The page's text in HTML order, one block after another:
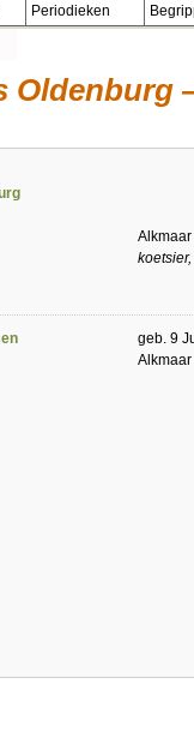
Periodieken
Oldenburg
Alkmaar
geb. 9
Alkmaar